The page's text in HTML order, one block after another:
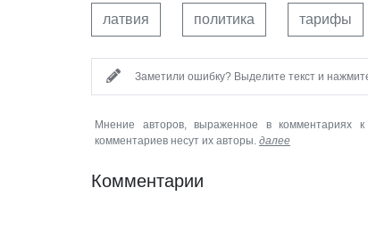
латвия политика тарифы
Заметили ошибку? Выделите текст и
Мнение авторов, выраженное в комментариях
комментариев несут их авторы. далее
Комментарии